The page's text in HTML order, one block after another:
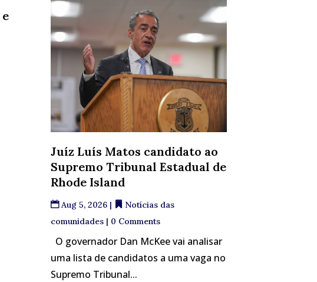
Juíz Luís Matos candidato ao
Supremo Tribunal Estadual de
Rhode Island
Aug 5, 2026|
Notícias das
comunidades| 0 Comments
O governador Dan McKee vai analisar
uma lista de candidatos a uma vaga no
Supremo Tribunal...